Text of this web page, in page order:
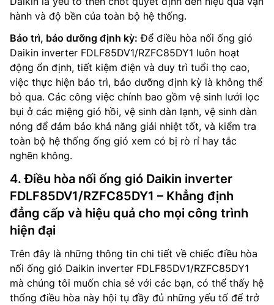
hành và độ bền của toàn bộ hệ thống.
Bảo trì, bảo dưỡng định kỳ: Để điều hòa nối ống gió
Daikin inverter FDLF85DV1/RZFC85DY1 luôn hoạt
động ổn định, tiết kiệm điện và duy trì tuổi thọ cao,
việc thực hiện bảo trì, bảo dưỡng định kỳ là không thể
bỏ qua. Các công việc chính bao gồm vệ sinh lưới lọc
bụi ở các miệng gió hồi, vệ sinh dàn lạnh, vệ sinh dàn
nóng để đảm bảo khả năng giải nhiệt tốt, và kiểm tra
toàn bộ hệ thống ống gió xem có bị rò rỉ hay tắc
nghẽn không.
4. Điều hòa nối ống gió Daikin inverter
FDLF85DV1/RZFC85DY1 – Khẳng định
đẳng cấp và hiệu quả cho mọi công trình
hiện đại
Trên đây là những thông tin chi tiết về chiếc điều hòa
nối ống gió Daikin inverter FDLF85DV1/RZFC85DY1
mà chúng tôi muốn chia sẻ với các bạn, có thể thấy hệ
thống điều hòa này hội tụ đầy đủ những yếu tố để trở